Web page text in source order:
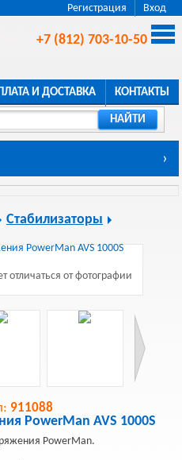
Регистрация Вход
+7 (812) 703-10-50
И ДОСТАВКА КОНТАКТЫ
НАЙТИ
›
Стабилизаторы
отличаться от фотографии
911088
PowerMan AVS 1000S
PowerMan.